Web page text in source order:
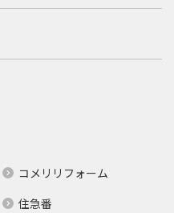
コメリリフォーム
住急番